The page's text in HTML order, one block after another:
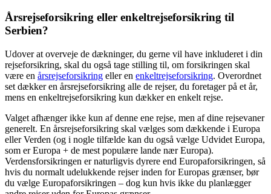
Årsrejseforsikring eller enkeltrejseforsikring til
Serbien?
Udover at overveje de dækninger, du gerne vil have inkluderet i din
rejseforsikring, skal du også tage stilling til, om forsikringen skal
være en årsrejseforsikring eller en enkeltrejseforsikring. Overordnet
set dækker en årsrejseforsikring alle de rejser, du foretager på et år,
mens en enkeltrejseforsikring kun dækker en enkelt rejse.
Valget afhænger ikke kun af denne ene rejse, men af dine rejsevaner
generelt. En årsrejseforsikring skal vælges som dækkende i Europa
eller Verden (og i nogle tilfælde kan du også vælge Udvidet Europa,
som er Europa + de mest populære lande nær Europa).
Verdensforsikringen er naturligvis dyrere end Europaforsikringen, så
hvis du normalt udelukkende rejser inden for Europas grænser, bør
du vælge Europaforsikringen – dog kun hvis ikke du planlægger